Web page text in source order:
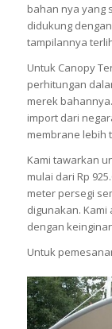
bahan nya yang
didukung
tampilannya
Untuk Canopy
perhitungan
merek
import dari
membrane lebih
Kami tawarkan
mulai dari Rp
meter persegi
digunakan.
dengan
Untuk